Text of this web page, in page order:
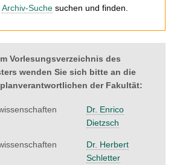
Archiv-Suche suchen und finden.
Vorlesungsverzeichnis des
wenden Sie sich bitte an die
der Fakultät:
Dr. Enrico
Dietzsch
Dr. Herbert
Schletter